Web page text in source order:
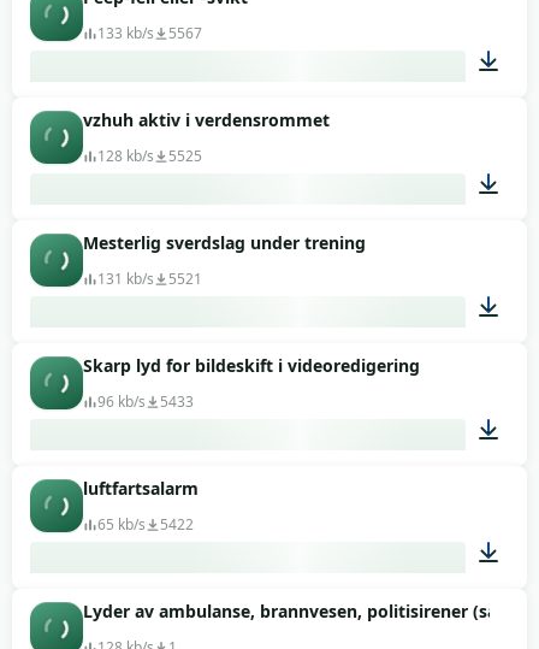
133 kb/s 5567
vzhuh aktiv i verdensrommet
128 kb/s 5525
Mesterlig sverdslag under trening
131 kb/s 5521
Skarp lyd for bildeskift i videoredigering
96 kb/s 5433
luftfartsalarm
65 kb/s 5422
00:03
Lyder av ambulanse, brannvesen, politisirener